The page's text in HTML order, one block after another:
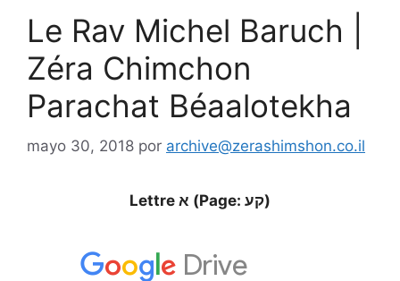
Le Rav Michel Baruch |
Zéra Chimchon
Parachat Béaalotekha
mayo 30, 2018 por archive@zerashimshon.co.il
Lettre א (Page: קע)